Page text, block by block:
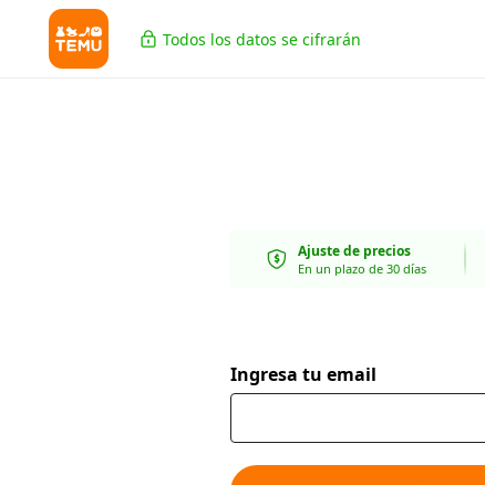
Todos los datos se cifrarán
Ajuste de precios
En un plazo de 30 días
Ingresa tu email